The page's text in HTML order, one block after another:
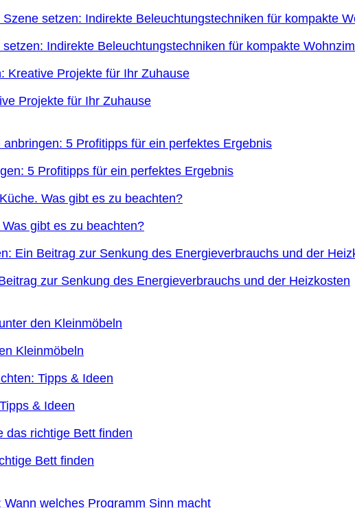
Indirekte Beleuchtungstechniken für kompakte
Projekte für Ihr Zuhause
5 Profitipps für ein perfektes Ergebnis
gibt es zu beachten?
zur Senkung des Energieverbrauchs und der Heizkosten
Kleinmöbeln
& Ideen
Bett finden